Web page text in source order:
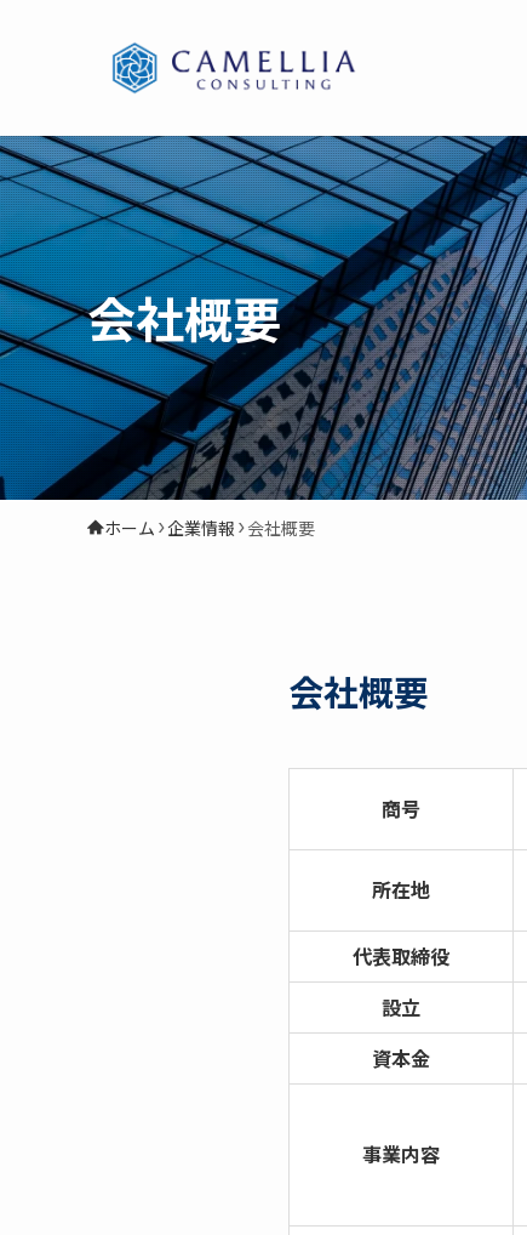
会社概要
ホーム 企業情報 会社概要
会社概要
商号
所在地
代表取締役
設立
資本金
事業内容